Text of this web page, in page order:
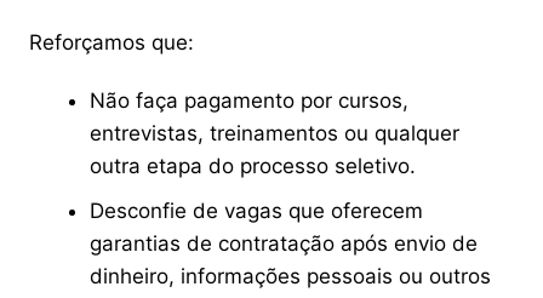
Reforçamos que:
Não faça pagamento por cursos,
entrevistas, treinamentos ou qualquer
outra etapa do processo seletivo.
Desconfie de vagas que oferecem
garantias de contratação após envio de
dinheiro, informações pessoais ou outros